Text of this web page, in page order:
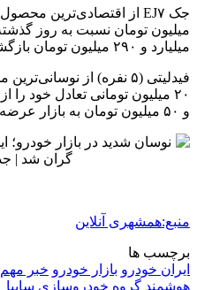
میلیون تومان نسبت به روز
میلیارد و ۲۹۰ میلیون تومان بازگشته است.
فیدلیتی (۵ نفره) از
۲۰ میلیون تومانی تعادل خود
و ۵۰ میلیون تومان به بازار عرضه می‌شود.
منبع:همشهری آنلاین
برچسب ها
ايران خودرو بازار خودرو خبر مهم
هوشمند گروه خودروسازی سایپا